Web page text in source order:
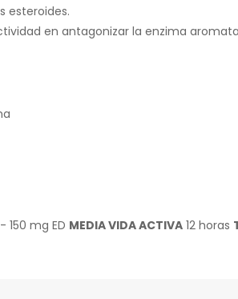
esteroides.
en antagonizar la enzima
150 mg ED MEDIA VIDA ACTIVA 12 horas